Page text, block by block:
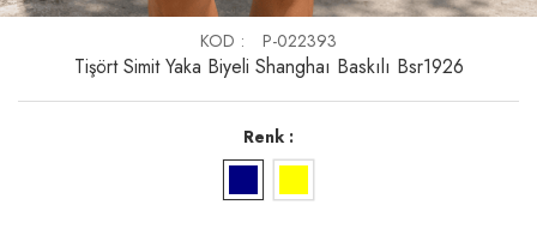
KOD P-022393
Tişört Simit Yaka Biyeli Shanghaı Baskılı Bsr1926
Renk